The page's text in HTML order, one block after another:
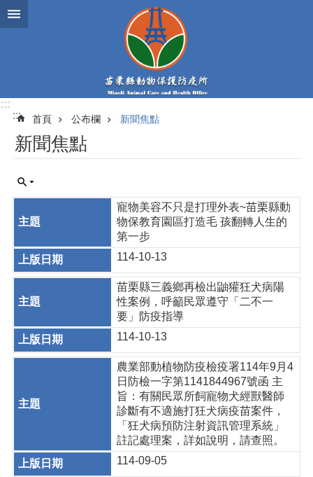
跳到主要內容區塊
:::
:::
首頁 公布欄 新聞焦點
新聞焦點
寵物美容不只是打理外表~苗栗縣動
物保教育園區打造毛 孩翻轉人生的
第一步
114-10-13
苗栗縣三義鄉再檢出鼬獾狂犬病陽
性案例，呼籲民眾遵守「二不一
要」防疫指導
114-10-13
農業部動植物防疫檢疫署114年9月4
日防檢一字第1141844967號函 主
旨：有關民眾所飼寵物犬經獸醫師
診斷有不適施打狂犬病疫苗案件，
「狂犬病預防注射資訊管理系統」
註記處理案，詳如說明，請查照。
114-09-05